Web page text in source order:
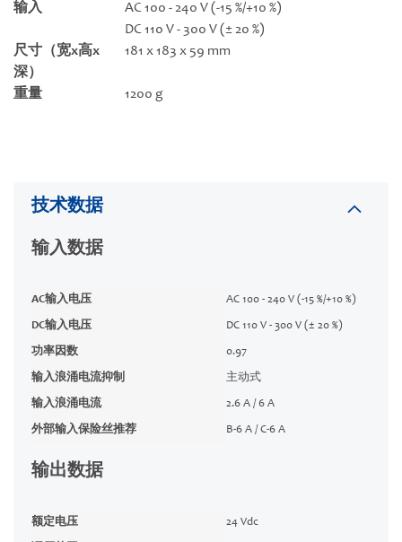
输入
AC 100 - 240 V (-15 %/+10 %)
DC 110 V - 300 V (± 20 %)
尺寸（宽x高x
深）
181 x 183 x 59 mm
重量 1200 g
技术数据
输入数据
AC输入电压 AC 100 - 240 V (-15 %/+10 %)
DC输入电压 DC 110 V - 300 V (± 20 %)
功率因数 0.97
输入浪涌电流抑制 主动式
输入浪涌电流 2.6 A / 6 A
外部输入保险丝推荐 B-6 A / C-6 A
输出数据
额定电压 24 Vdc